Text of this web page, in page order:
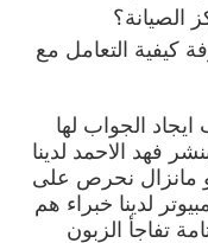
كيفية التعامل مع
الجواب لها
فهد الاحمد لدينا
و مانزال نحرص على
لدينا خبراء هم
تفاجأ الزبون